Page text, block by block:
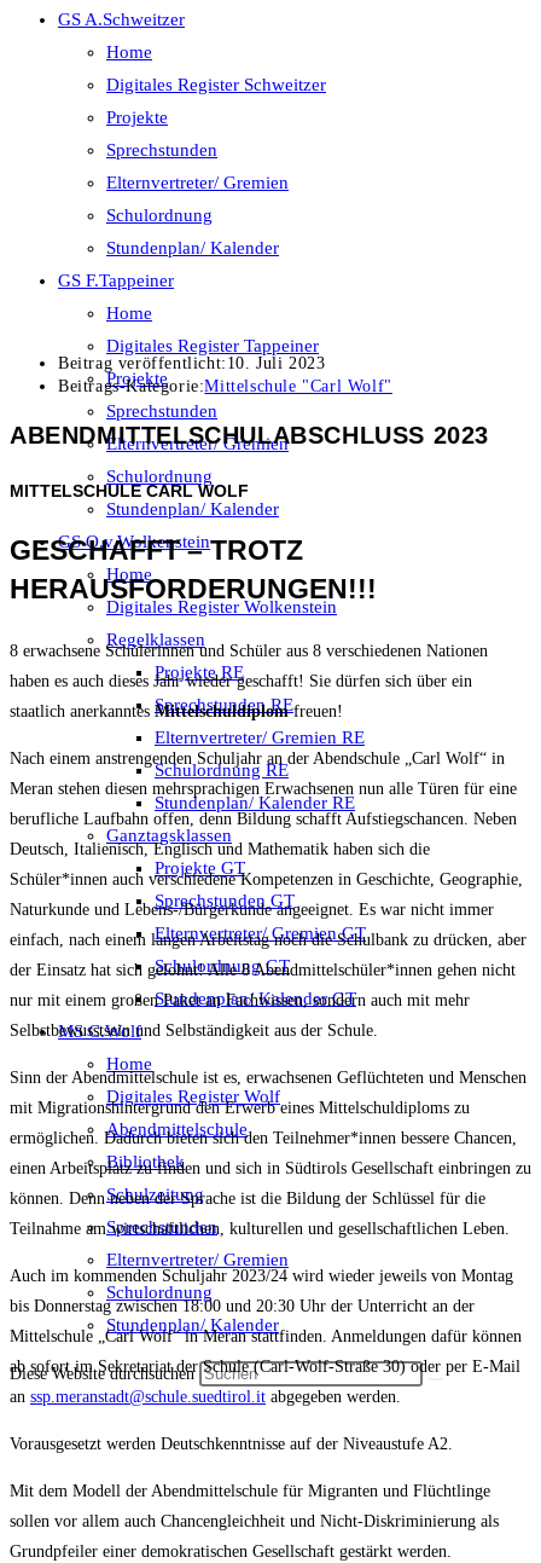
GS A.Schweitzer
Home
Digitales Register Schweitzer
Projekte
Sprechstunden
Elternvertreter/ Gremien
Schulordnung
Stundenplan/ Kalender
GS F.Tappeiner
Home
Digitales Register Tappeiner
Projekte
Sprechstunden
Elternvertreter/ Gremien
Schulordnung
Stundenplan/ Kalender
GS O.v.Wolkenstein
Home
Digitales Register Wolkenstein
Regelklassen
Projekte RE
Sprechstunden RE
Elternvertreter/ Gremien RE
Schulordnung RE
Stundenplan/ Kalender RE
Ganztagsklassen
Projekte GT
Sprechstunden GT
Elternvertreter/ Gremien GT
Schulordnung GT
Stundenplan/ Kalender GT
MS C.Wolf
Home
Digitales Register Wolf
Abendmittelschule
Bibliothek
Schulzeitung
Sprechstunden
Elternvertreter/ Gremien
Schulordnung
Stundenplan/ Kalender
Diese Website durchsuchen
Beitrag veröffentlicht: 10. Juli 2023
Beitrags-Kategorie:Mittelschule "Carl Wolf"
ABENDMITTELSCHULABSCHLUSS 2023
MITTELSCHULE CARL WOLF
GESCHAFFT – TROTZ
HERAUSFORDERUNGEN!!!
8 erwachsene Schülerinnen und Schüler aus 8 verschiedenen Nationen
haben es auch dieses Jahr wieder geschafft! Sie dürfen sich über ein
staatlich anerkanntes Mittelschuldiplomfreuen!
Nach einem anstrengenden Schuljahr an der Abendschule „Carl Wolf“ in
Meran stehen diesen mehrsprachigen Erwachsenen nun alle Türen für eine
berufliche Laufbahn offen, denn Bildung schafft Aufstiegschancen. Neben
Deutsch, Italienisch, Englisch und Mathematik haben sich die
Schüler*innen auch verschiedene Kompetenzen in Geschichte, Geographie,
Naturkunde und Lebens-/Bürgerkunde angeeignet. Es war nicht immer
einfach, nach einem langen Arbeitstag noch die Schulbank zu drücken, aber
der Einsatz hat sich gelohnt! Alle 8 Abendmittelschüler*innen gehen nicht
nur mit einem großen Paket an Fachwissen, sondern auch mit mehr
Selbstbewusstsein und Selbständigkeit aus der Schule.
Sinn der Abendmittelschule ist es, erwachsenen Geflüchteten und Menschen
mit Migrationshintergrund den Erwerb eines Mittelschuldiploms zu
ermöglichen. Dadurch bieten sich den Teilnehmer*innen bessere Chancen,
einen Arbeitsplatz zu finden und sich in Südtirols Gesellschaft einbringen zu
können. Denn neben der Sprache ist die Bildung der Schlüssel für die
Teilnahme am wirtschaftlichen, kulturellen und gesellschaftlichen Leben.
Auch im kommenden Schuljahr 2023/24 wird wieder jeweils von Montag
bis Donnerstag zwischen 18:00 und 20:30 Uhr der Unterricht an der
Mittelschule „Carl Wolf“ in Meran stattfinden. Anmeldungen dafür können
ab sofort im Sekretariat der Schule (Carl-Wolf-Straße 30) oder per E-Mail
an ssp.meranstadt@schule.suedtirol.it abgegeben werden.
Vorausgesetzt werden Deutschkenntnisse auf der Niveaustufe A2.
Mit dem Modell der Abendmittelschule für Migranten und Flüchtlinge
sollen vor allem auch Chancengleichheit und Nicht-Diskriminierung als
Grundpfeiler einer demokratischen Gesellschaft gestärkt werden.